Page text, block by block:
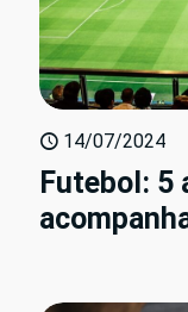
14/07/2024
Futebol: 5